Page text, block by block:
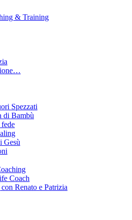
Spezzati
di Bambù
Gesù
Coach
Renato e Patrizia